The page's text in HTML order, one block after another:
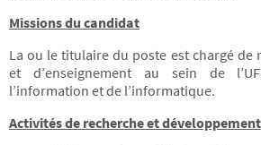
Missions du candidat
La ou le titulaire du poste est chargé de
et d’enseignement au sein de
l’information et de l’informatique.
Activités de recherche et développement